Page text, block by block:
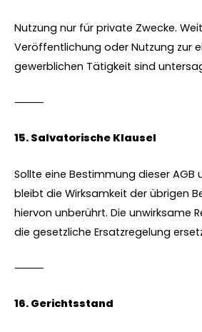
Nutzung nur für private Zwecke.
Veröffentlichung oder Nutzung zur
gewerblichen Tätigkeit sind
⸻
15.⁠ ⁠Salvatorische Klausel
Sollte eine Bestimmung dieser AGB
bleibt die Wirksamkeit der übrigen
hiervon unberührt. Die unwirksame
die gesetzliche Ersatzregelung
⸻
16.⁠ ⁠Gerichtsstand